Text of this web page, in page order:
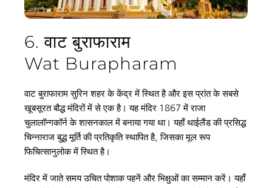
6. वाट बुराफाराम
Wat Burapharam
वाट बुराफाराम सुरिन शहर के केंद्र में स्थित है और इस प्रांत के सबसे
खूबसूरत बौद्ध मंदिरों में से एक है। यह मंदिर 1867 में राजा
चुलालॉन्गकॉर्न के शासनकाल में बनाया गया था। यहाँ थाईलैंड की प्रसिद्ध
चिन्नाराज बुद्ध मूर्ति की प्रतिकृति स्थापित है, जिसका मूल रूप
फिचित्सानुलोक में स्थित है।
मंदिर में जाते समय उचित पोशाक पहनें और भिक्षुओं का सम्मान करें। यहाँ